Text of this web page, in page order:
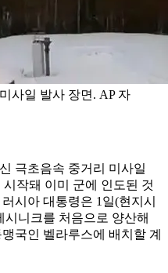
사일 발사 장면. AP 자
극초음속 중거리 미사일
시작돼 이미 군에 인도된 것
시아 대통령은 1일(현지시
니크를 처음으로 양산해
국인 벨라루스에 배치할 계